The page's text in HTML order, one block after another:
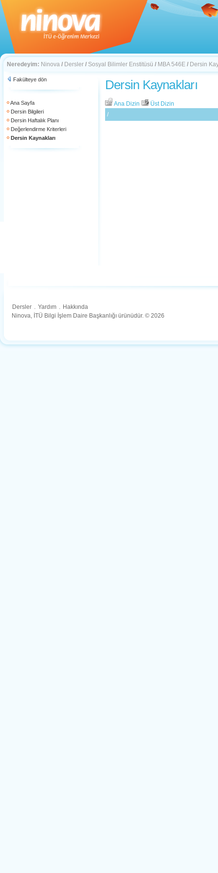
Neredeyim: Ninova / Dersler / Sosyal Bilimler Enstitüsü / MBA 546E / Dersin
Fakülteye dön
Ana Sayfa
Dersin Bilgileri
Dersin Haftalık Planı
Değerlendirme Kriterleri
Dersin Kaynakları
Dersin Kaynakları
Ana Dizin
Üst Dizin
/
Dersler . Yardım . Hakkında
Ninova, İTÜ Bilgi İşlem Daire Başkanlığı ürünüdür. © 2026